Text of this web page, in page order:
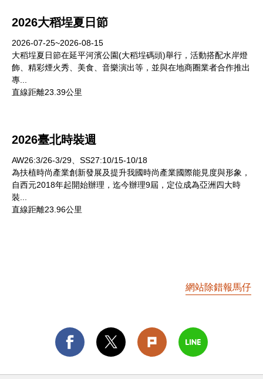
2026大稻埕夏日節
2026-07-25~2026-08-15
大稻埕夏日節在延平河濱公園(大稻埕碼頭)舉行，活動搭配水岸燈
飾、精彩煙火秀、美食、音樂演出等，並與在地商圈業者合作推出
專...
直線距離23.39公里
2026臺北時裝週
AW26:3/26-3/29、SS27:10/15-10/18
為扶植時尚產業創新發展及提升我國時尚產業國際能見度與形象，
自西元2018年起開始辦理，迄今辦理9屆，定位成為亞洲四大時
裝...
直線距離23.96公里
網站除錯報馬仔